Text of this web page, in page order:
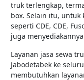
truk terlengkap,
box. Selain itu,
seperti CDE, CDE,
juga
Layanan jasa sewa
Jabodetabek ke
membutuhkan